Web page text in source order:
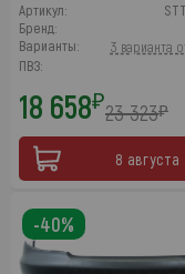
Артикул:
Бренд:
Варианты:
3 варианта
ПВЗ:
18 658₽23 323₽
8 августа
-40%